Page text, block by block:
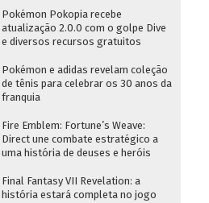
Pokémon Pokopia recebe
atualização 2.0.0 com o golpe Dive
e diversos recursos gratuitos
Pokémon e adidas revelam coleção
de tênis para celebrar os 30 anos da
franquia
Fire Emblem: Fortune’s Weave:
Direct une combate estratégico a
uma história de deuses e heróis
Final Fantasy VII Revelation: a
história estará completa no jogo